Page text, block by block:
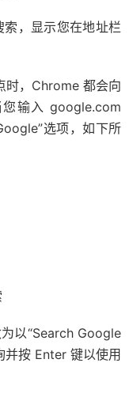
，显示您在地址栏
时，Chrome 都会向
输入 google.com
选项，如下所
以“Search Google
并按 Enter 键以使用